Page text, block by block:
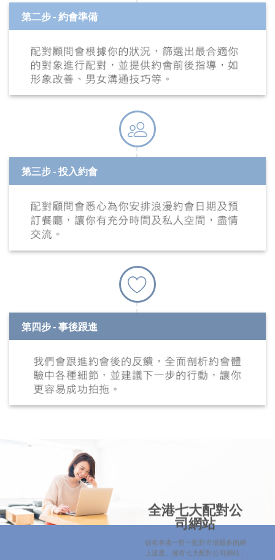
第二步 - 約會準備
第三步 - 投入約會
第四步 - 事後跟進
全港七大配對公
司網站
佔有本港一對一配對市場最多的網
上流量。擁有七大配對公司網站，